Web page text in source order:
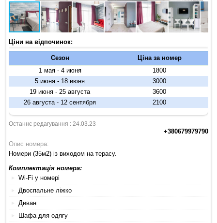
Ціни на відпочинок:
Сезон
Ціна за номер
1 мая - 4 июня
1800
5 июня - 18 июня
3000
19 июня - 25 августа
3600
26 августа - 12 сентября
2100
Останнє редагування : 24.03.23
+380679979790
Опис номера:
Номери (35м2) із виходом на терасу.
Комплектація номера:
Wi-Fi у номері
Двоспальне ліжко
Диван
Шафа для одягу